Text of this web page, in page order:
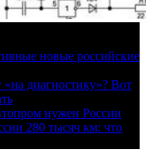
новые российские
диагностику»? Вот
нужен России
280 тысяч км: что